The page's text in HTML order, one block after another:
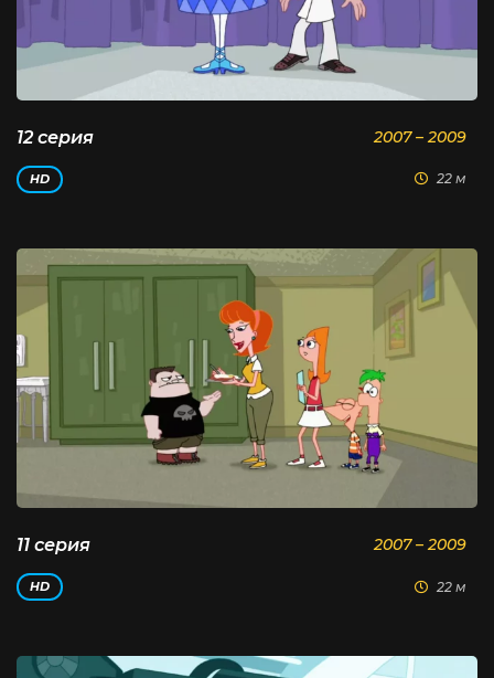
12 серия 2007 – 2009
HD 22 м
11 серия 2007 – 2009
HD 22 м